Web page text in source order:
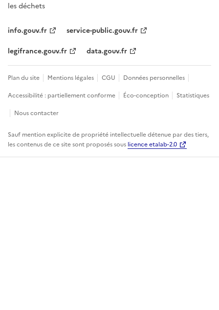
les déchets
info.gouv.fr
service-public.gouv.fr
legifrance.gouv.fr
data.gouv.fr
Plan du site Mentions légales CGU
Données personnelles
Accessibilité : partiellement conforme
Éco-conception
Statistiques
Nous contacter
Sauf mention explicite de propriété intellectuelle détenue par des tiers,
les contenus de ce site sont proposés sous licence etalab-2.0